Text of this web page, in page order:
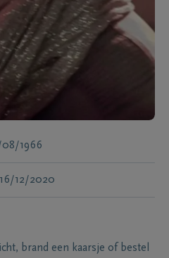
08/1966
16/12/2020
brand een kaarsje of bestel